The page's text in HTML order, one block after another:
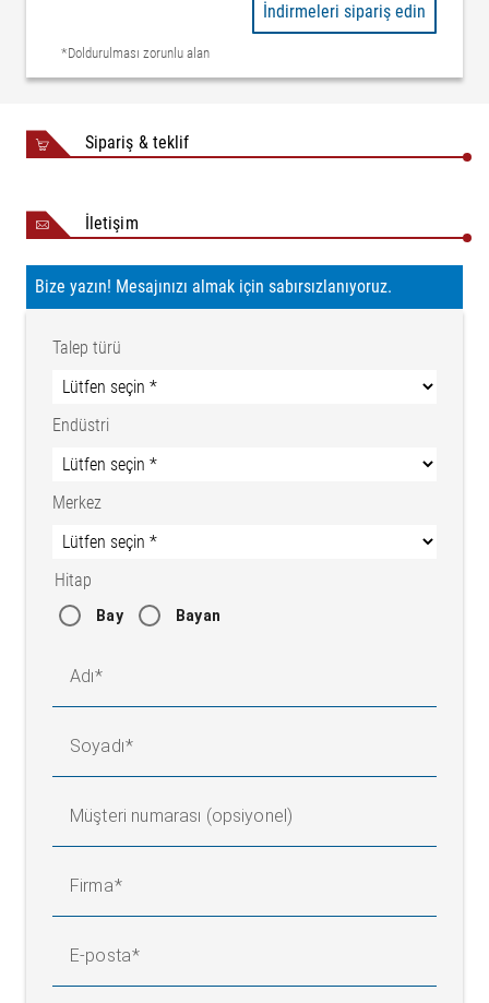
*Doldurulması zorunlu alan
İndirmeleri sipariş edin
Sipariş & teklif
İletişim
Bize yazın! Mesajınızı almak için sabırsızlanıyoruz.
Talep türü
Endüstri
Merkez
Hitap
Bay Bayan
Adı
Soyadı
Müşteri numarası (opsiyonel)
Firma
E-posta